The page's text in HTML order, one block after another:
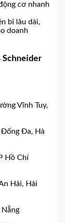
cơ nhanh
bỉ lâu dài,
doanh
Schneider
Vĩnh Tuy,
Đống Đa, Hà
Hồ Chí
Hải, Hải